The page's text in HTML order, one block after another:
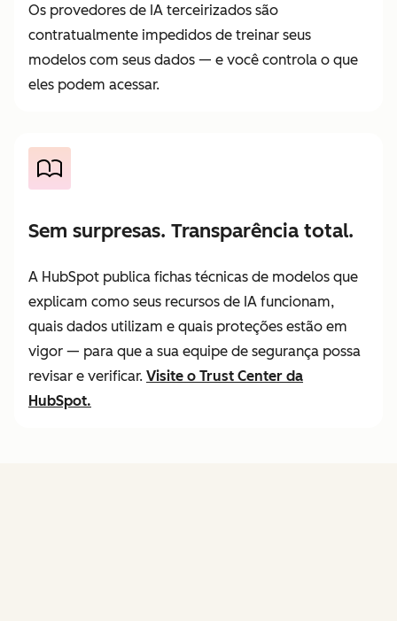
Os provedores de IA terceirizados são
contratualmente impedidos de treinar seus
modelos com seus dados — e você controla o que
eles podem acessar.
Sem surpresas. Transparência total.
A HubSpot publica fichas técnicas de modelos que
explicam como seus recursos de IA funcionam,
quais dados utilizam e quais proteções estão em
vigor — para que a sua equipe de segurança possa
revisar e verificar. Visite o Trust Center da
HubSpot.